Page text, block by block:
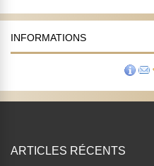
INFORMATIONS
ARTICLES RÉCENTS